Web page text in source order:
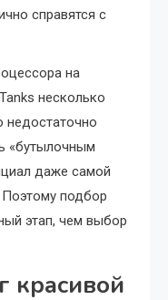
справятся с
на
несколько
недостаточно
«бутылочным
даже самой
подбор
этап, чем выбор
красивой